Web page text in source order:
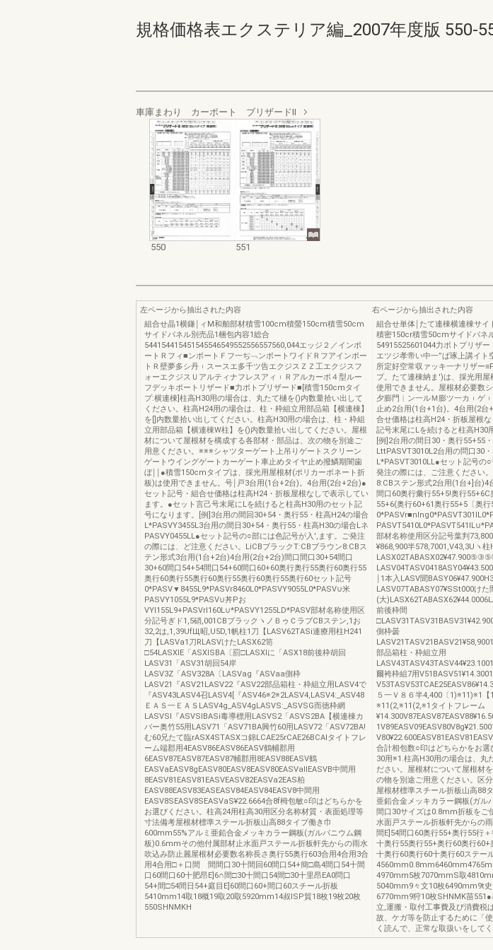
規格価格表エクステリア編_2007年度版 550-
車庫まわり カーポート ブリザードⅡ
550 551
左ページから抽出された内容
組合せ晶1横鎌￨ィM和舶部材積雪100cm積螢150cm積雪50cm
サイドパネル別売品1梱包内容1総合
544154415451545546549552556557560,044エッジ２／インポ
ートＲフィ■ンポートＦフ一ぢ﹁ンポートワイドＲフアインポー
トＲ壁夢多シ丹︲スースエ多千ツ告エクジスＺＺ工エクジスフ
ォーエクジスＵアルティナフレスアィ︲Ｒアルカーポ４型ルー
フデッキポートリザード■力ポトプリザード■[積雪150cmタイ
プ:横連棟]柱高H30用の場合は、丸たて樋を()内数量拾い出して
ください。柱高H24用の場合は、柱・枠組立用部品箱【横連棟】
を[]内数量拾い出してください。柱高H30用の場合は、柱・枠組
立用部品箱【横連棟W柱】を()内数量拾い出してください。屋根
材について屋根材を構成する各部材・部品は、次の物を別途ご
用意ください。※※※シャツターゲート上吊りゲートスクリーン
ゲートウイングゲートカーゲート車止めタイヤ止め撥鱗期闇歯
ぼ￨￨●積雪150cmタイプは、採光用屋根材(ポリカーボネート折
板)は使用できません。号￨戸3台用(1台+2台)。4台用(2台+2台)●
セット記号・組合せ価格は柱高H24・折板屋根なしで表示してい
ます。●セット言己号末尾にLを続けると柱高H30用のセット記
号になります。[例]3台用の間回30+54・奥行55・柱高H24の場合
L*PASVY3455L3台用の間日30+54・奥行55・柱高H30の場合Lネ
PASVY0455LL●セット記号の○部には色記号が入',ます。ご発注
の際には、ど注意ください。LiCBブラックT:CBブラウン8:CBス
テン形式3台用(1台+2台)4台用(2台+2台)間口間口30+54間口
30+60間口54+54間口54+60間口60+60奥行奥行55奥行60奥行55
奥行60奥行55奥行60奥行55奥行60奥行55奥行60セット記号
0*PASV▼8455L9*PASVr8460L0*PASVY9055L0*PASV∪米
PASVY1055L9*PASV∪丼Pお
VYl155L9+PASVrl160L∪*PASVY1255LD*PASV部材名称使用区
分記号ぎド1,5硝,001CBブラックヽノＢゥＣラブCBステン,1お
32,2は,1,39UfЩ昭,U5D,1帆柱1刀【LASV62TASi連療用柱H241
刀【LASVa1刀RLASVけたLASX62笥
□54LASXlE「ASXlSBA〔罰□LASXlに「ASX18前後枠胡回
LASV31「ASV31胡回54岸
LASV3Z「ASV328A〔LASVag『ASVaa側枠
LASV21『ASV21LASV22『ASV22部品箱柱・枠組立用LASV4で
『ASV43LASV4召LASV4[『ASV46※2※2LASV4,LASV4:_ASV48
ＥＡＳ一ＥＡＳLASV4g_ASV4gLASVS:_ASVSG而徳枠網
LASVSl『ASVSlBASi毒導標用LASVS2「ASVS2BA【横連棟カ
バー奥竹55用LASV71「ASV71BA興竹60用LASV72「ASV72BA!
む60兄たて臨rASX4STASXコ錦LCAE25rCAE26BCAIタイトフレ
ーム端郡用4EASV86EASV86EASV鶴輔郡用
6EASV87EASV87EASV87輔郡用8EASV88EASV鶴
EASVaEASV8gEASV80EASV8EASV80EASVallEASVB中間用
8EASV81EASV81EASVEASV82EASVa2EAS柏
EASV88EASV83EASEASV84EASV84EASV8中間用
EASV8SEASV8SEASVaS¥22.6664合8f栂包敏○印はどちらかを
お選びください。柱高24用柱高30用区分名称材質・表面処理等
寸法備考屋根材標準ステール折板山高88タイプ働き巾
600mm55%アルミ亜鉛合金メッキカラー鋼板(ガルバニウム鋼
板)0.6mmその他付属部材止水面戸ステール折板軒先からの雨水
吹込み防止麗屋根材必要数名称長さ奥行55奥行603合用4合用3合
用4合用□＋口間 間間口30十間回60間口54+簡□島4間口54十間
口60間口60十肥昂E]6∩間□30十間口54間□30十里昂EA0問口
54+間□54間日54+庭目E]60間口60+間口60スチール折板
5410mm14取18概19取20取5920mm14叔lSP貿18枚19枚20枚
550SHNMKH
右ページから抽出された内容
組合せ単体￨たて連棟横連棟サ
積密150cr積雪50cmサイドパネ
54915525601044力ポトプリザ
エツジ孝帝い中一”ぱ琢上講イト
所定好空常収ァッキ一ナリザー
プ。たて連棟納ま')は、採光用
使用できません。屋根材必要数
夕膨門︱ン一ルＭ膨ツ一カ︲
止め2台用(1台+1台)。4台用(2台
合せ価格は柱高H24・折板屋根
記号末尾にLを続けると柱高H30
[例]2台用の間日30・奥行55+55
LttPASVT3010L2台用の問口30
L*PASVT3010LL●セット記号の
発注の際には、ご注意ください
8:CBステン形式2台用(1台+]台
間口60奥行彙行55+5!奥行
55+6(奥行60+61奥行55+5〔奥
部材名称使用区分記号葉判
¥868,900半578,7001,V43,3Uヽ柱
￨1本入LASV聞
LASV07TABASY07¥SSt000けた
(大
前後枠間
側枠曇
部品箱柱・枠組立用
爾袴枠組7用
５一Ｖ８６半4,400〔1)※11)※1
※11(2,※11(2,※1タイトフレーム
合計相包数○印はどちらかをお
30用※1.柱高H30用の場合は、丸
ださい。屋根材について屋根材
の物を別途ご用意ください。区
屋根材標準スチール折板山高88
亜鉛合金メッキカラー鋼板(ガ
間口30サイズは0.8mm折板をご
水面戸ステール折板軒先からの
間E]54間口60奥行55+奥行55行
十奥行55奥行55+奥行60奥行
十奥行60奥行60十奥行60ステー
4970mm5枚7070mmS取
5040mm9々文10枚6490mm9t
6770mm9狩10枚SHNMK苗
立,運搬・取付工事費及び消費税
故、ケガ等を防止するために「
く読んで、正常な取扱いをしてく